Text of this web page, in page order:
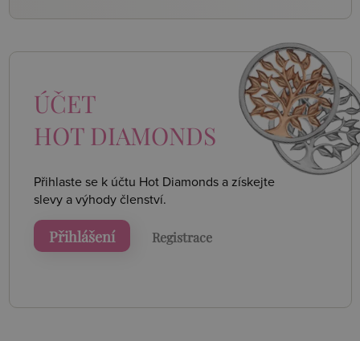
ÚČET
HOT DIAMONDS
Přihlaste se k účtu Hot Diamonds a získejte
slevy a výhody členství.
Přihlášení Registrace